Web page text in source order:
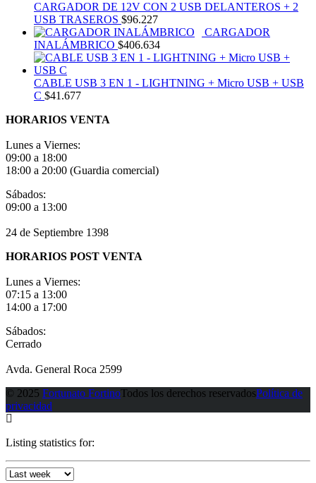
CARGADOR DE 12V CON 2 USB DELANTEROS + 2
USB TRASEROS $96.227
CARGADOR
INALÁMBRICO $406.634
CABLE USB 3 EN 1 - LIGHTNING + Micro USB + USB
C $41.677
HORARIOS VENTA
Lunes a Viernes:
09:00 a 18:00
18:00 a 20:00 (Guardia comercial)
Sábados:
09:00 a 13:00
24 de Septiembre 1398
HORARIOS POST VENTA
Lunes a Viernes:
07:15 a 13:00
14:00 a 17:00
Sábados:
Cerrado
Avda. General Roca 2599
© 2025 Fortunato FortinoTodos los derechos reservadosPolítica de
privacidad
Listing statistics for: